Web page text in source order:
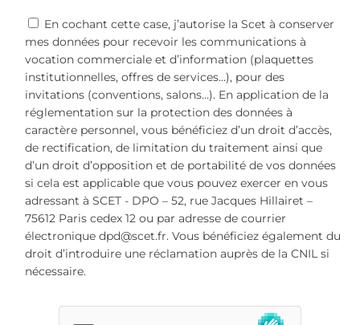
En cochant cette case, j’autorise la Scet à conserver
mes données pour recevoir les communications à
vocation commerciale et d’information (plaquettes
institutionnelles, offres de services…), pour des
invitations (conventions, salons…). En application de la
réglementation sur la protection des données à
caractère personnel, vous bénéficiez d’un droit d’accès,
de rectification, de limitation du traitement ainsi que
d’un droit d’opposition et de portabilité de vos données
si cela est applicable que vous pouvez exercer en vous
adressant à SCET - DPO – 52, rue Jacques Hillairet –
75612 Paris cedex 12 ou par adresse de courrier
électronique dpd@scet.fr. Vous bénéficiez également du
droit d’introduire une réclamation auprès de la CNIL si
nécessaire.